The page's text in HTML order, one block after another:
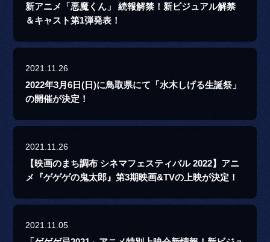
新アニメ「悪魔くん」 続報解禁！新ビジュアル解禁
＆キャスト第1弾発表！
2021.11.26
2022年3月6日(日)に鳥取県にて「水木しげる生誕祭」
の開催が決定！
2021.11.26
【映画のまち調布 シネマフェスティバル 2022】アニ
メ『ゲゲゲの鬼太郎』第3期映画&TVの上映が決定！
2021.11.05